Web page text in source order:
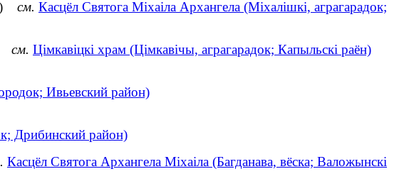
см. Касцёл Святога Міхаіла Архангела (Міхалішкі, аграгарадок;
см. Цімкавіцкі храм (Цімкавічы, аграгарадок; Капыльскі раён)
Ивьевский район)
Дрибинский район)
Касцёл Святога Архангела Міхаіла (Багданава, вёска; Валожынскі